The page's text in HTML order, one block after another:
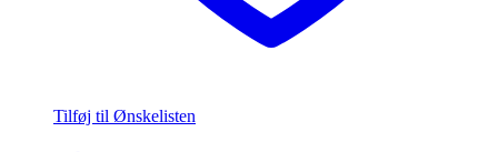
Tilføj til Ønskelisten